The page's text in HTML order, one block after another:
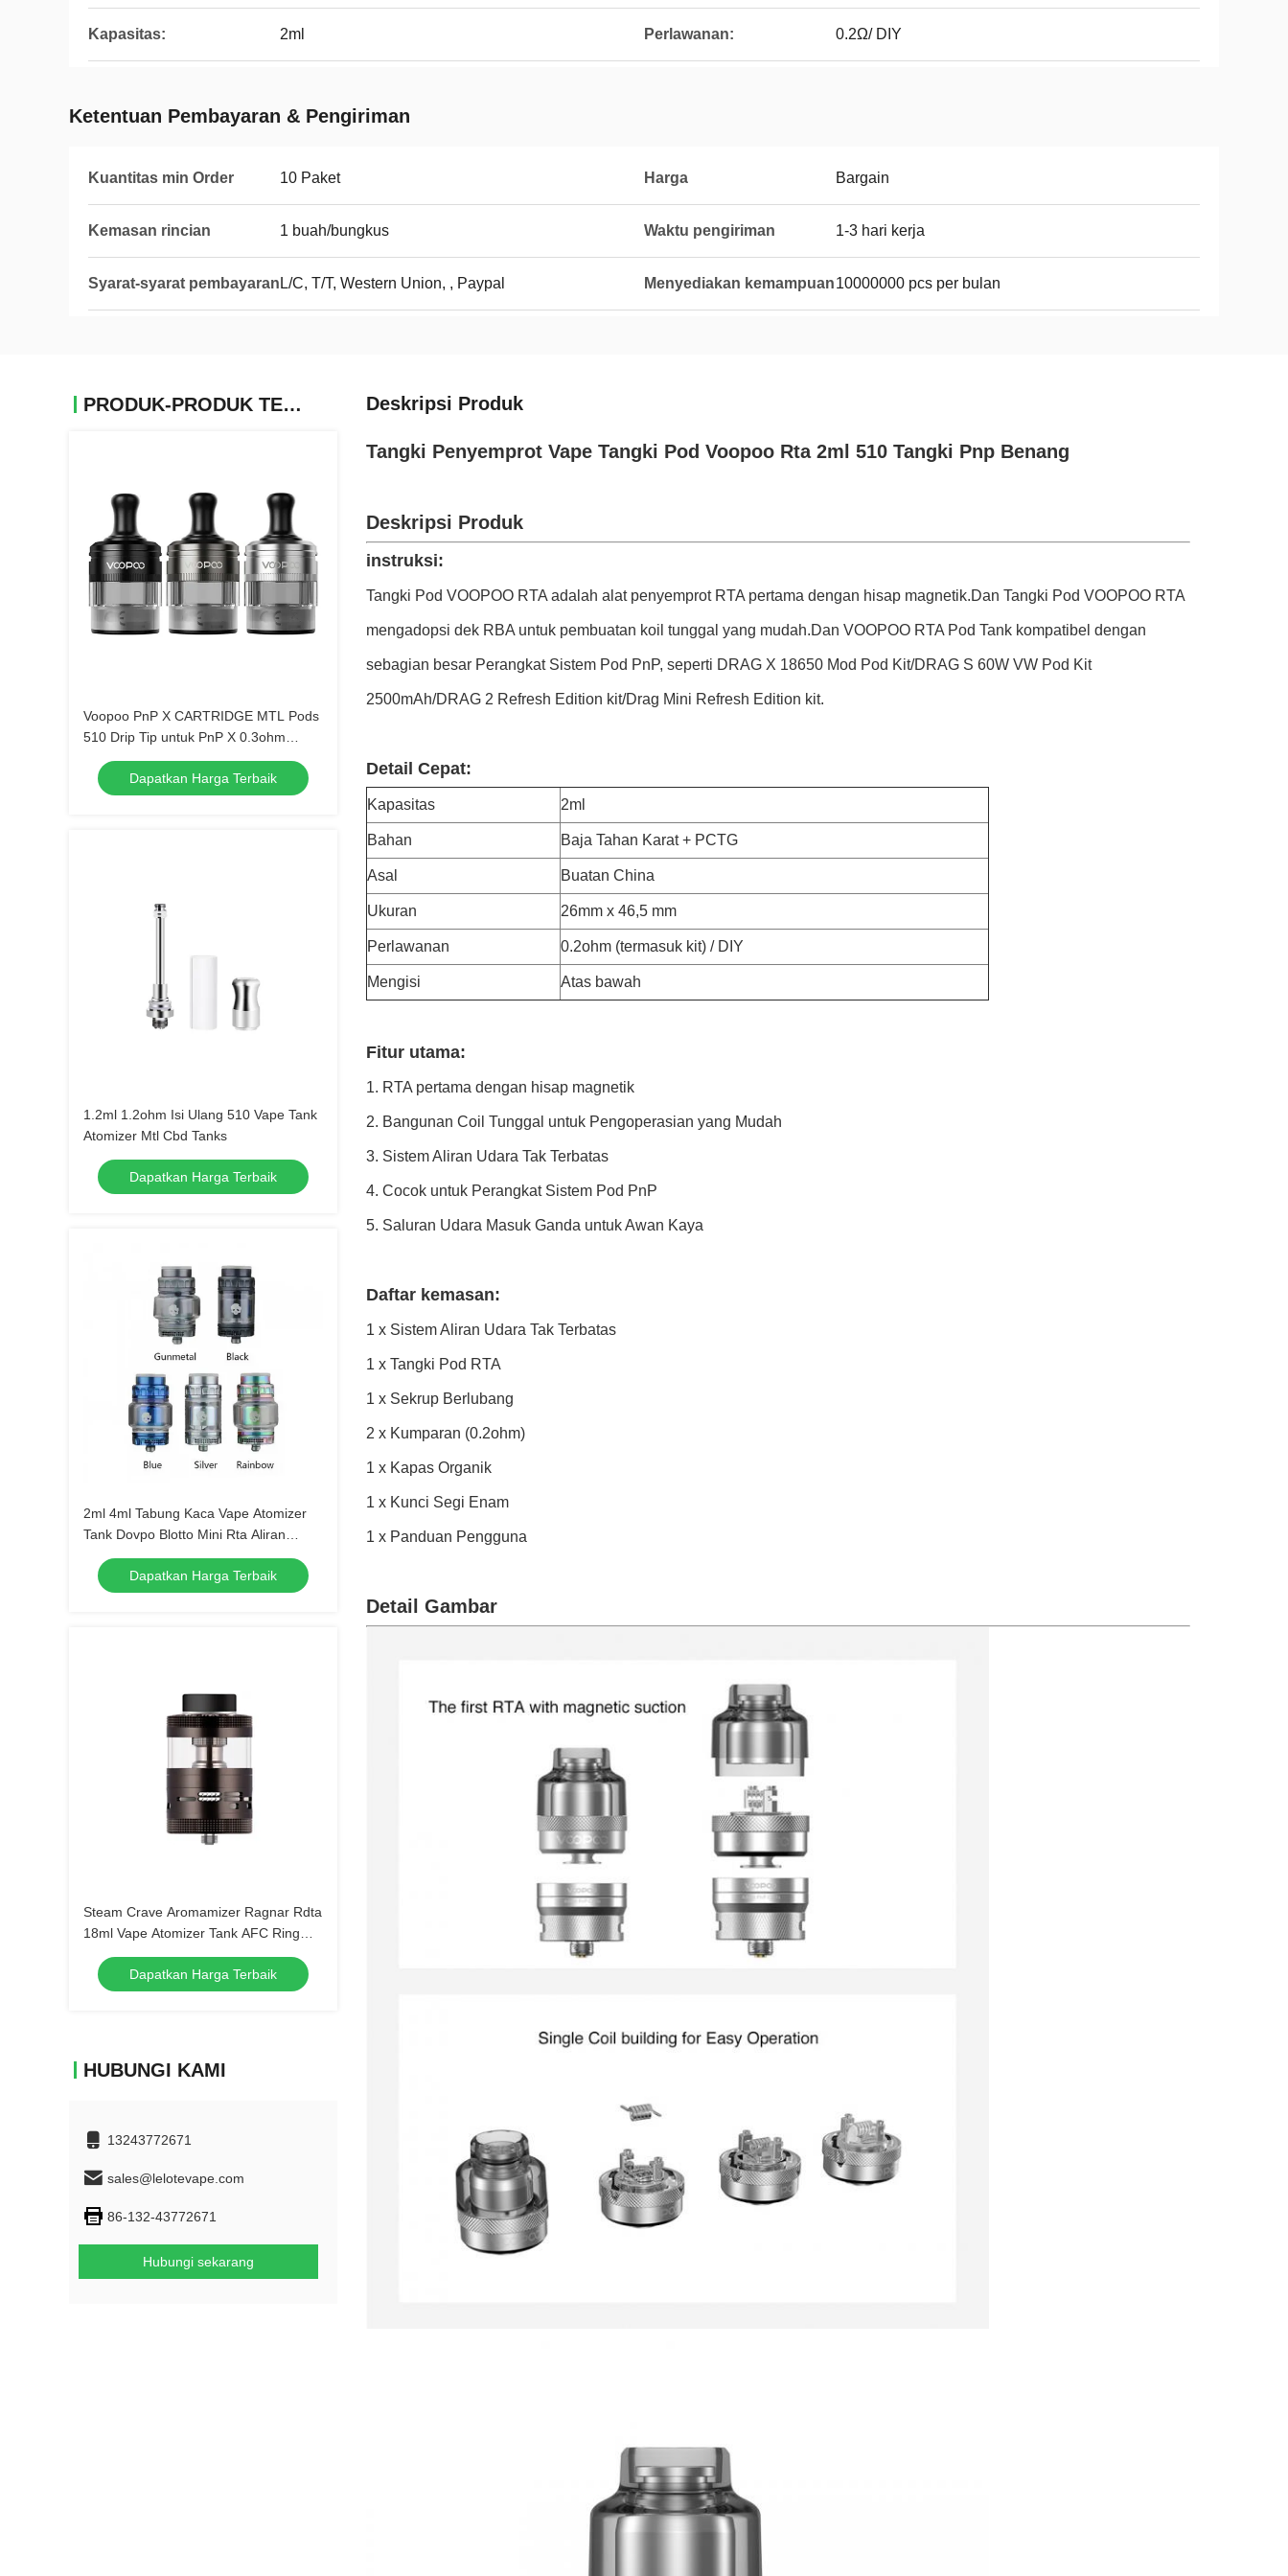
Kapasitas: 2ml Perlawanan: 0.2Ω/ DIY
Ketentuan Pembayaran & Pengiriman
Kuantitas min Order 10 Paket Harga Bargain
Kemasan rincian 1 buah/bungkus Waktu pengiriman 1-3 hari kerja
Syarat-syarat pembayaran L/C, T/T, Western Union, , Paypal Menyediakan kemampuan10000000 pcs per bulan
PRODUK-PRODUK TERKAIT
Voopoo PnP X CARTRIDGE MTL Pods
510 Drip Tip untuk PnP X 0.3ohm
0.6ohm Coil
Dapatkan Harga Terbaik
1.2ml 1.2ohm Isi Ulang 510 Vape Tank
Atomizer Mtl Cbd Tanks
Dapatkan Harga Terbaik
2ml 4ml Tabung Kaca Vape Atomizer
Tank Dovpo Blotto Mini Rta Aliran
Udara Langsung Ke Kumparan
Dapatkan Harga Terbaik
Steam Crave Aromamizer Ragnar Rdta
18ml Vape Atomizer Tank AFC Ring
Pilihan Aliran Udara
Dapatkan Harga Terbaik
HUBUNGI KAMI
13243772671
sales@lelotevape.com
86-132-43772671
Hubungi sekarang
Deskripsi Produk
Tangki Penyemprot Vape Tangki Pod Voopoo Rta 2ml 510 Tangki Pnp Benang
Deskripsi Produk
instruksi:
Tangki Pod VOOPOO RTA adalah alat penyemprot RTA pertama dengan hisap magnetik.Dan Tangki Pod VOOPOO RTA
mengadopsi dek RBA untuk pembuatan koil tunggal yang mudah.Dan VOOPOO RTA Pod Tank kompatibel dengan
sebagian besar Perangkat Sistem Pod PnP, seperti DRAG X 18650 Mod Pod Kit/DRAG S 60W VW Pod Kit
2500mAh/DRAG 2 Refresh Edition kit/Drag Mini Refresh Edition kit.
Detail Cepat:
Kapasitas 2ml
Bahan Baja Tahan Karat + PCTG
Asal Buatan China
Ukuran 26mm x 46,5 mm
Perlawanan 0.2ohm (termasuk kit) / DIY
Mengisi Atas bawah
Fitur utama:
1. RTA pertama dengan hisap magnetik
2. Bangunan Coil Tunggal untuk Pengoperasian yang Mudah
3. Sistem Aliran Udara Tak Terbatas
4. Cocok untuk Perangkat Sistem Pod PnP
5. Saluran Udara Masuk Ganda untuk Awan Kaya
Daftar kemasan:
1 x Sistem Aliran Udara Tak Terbatas
1 x Tangki Pod RTA
1 x Sekrup Berlubang
2 x Kumparan (0.2ohm)
1 x Kapas Organik
1 x Kunci Segi Enam
1 x Panduan Pengguna
Detail Gambar